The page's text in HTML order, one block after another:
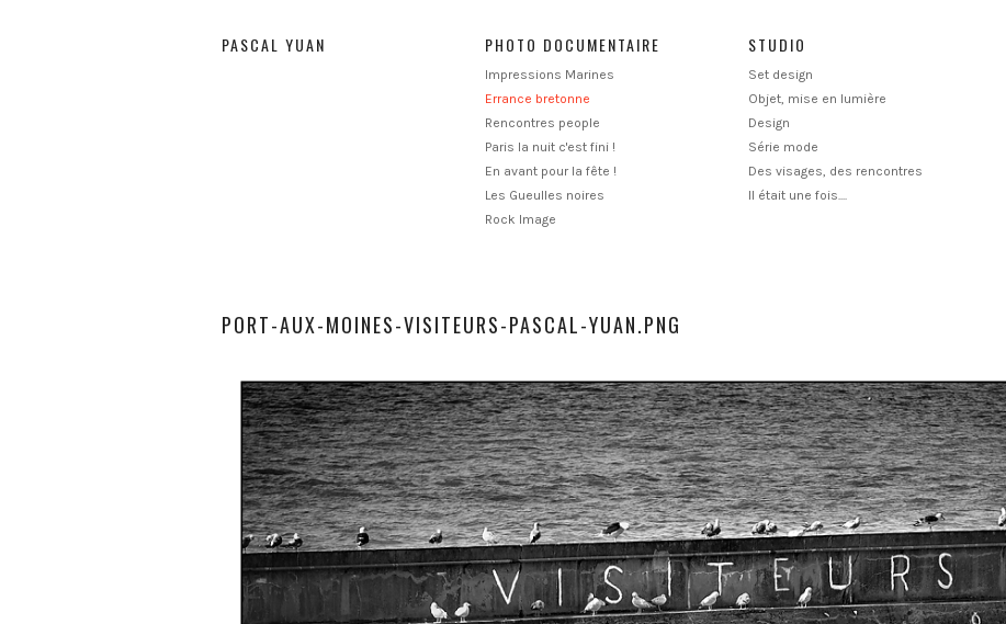
PASCAL YUAN PHOTO DOCUMENTAIRE
Impressions Marines
Errance bretonne
Rencontres people
Paris la nuit c'est fini !
En avant pour la fête !
Les Gueulles noires
Rock Image
STUDIO
Set design
Objet, mise en lumière
Design
Série mode
Des visages, des rencontres
Il était une fois....
PORT-AUX-MOINES-VISITEURS-PASCAL-YUAN.PNG